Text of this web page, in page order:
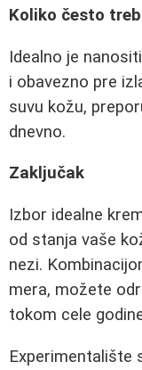
Koliko često
Idealno je
i obavezno pre
suvu kožu,
dnevno.
Zaključak
Izbor idealne
od stanja vaše
nezi.
mera, možete
tokom cele
Experimentalište